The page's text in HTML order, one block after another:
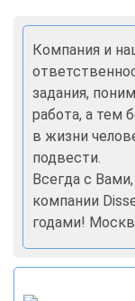
Компания и
задания,
работа, а тем
в жизни
подвести.
Всегда с
компании
годами!